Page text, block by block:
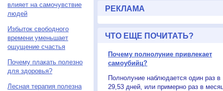
влияет на самочувствие
людей
Избыток свободного
времени уменьшает
ощущение счастья
Почему плакать полезно
для здоровья?
Лесная терапия полезна
РЕКЛАМА
ЧТО ЕЩЕ ПОЧИТАТЬ?
Почему полнолуние привлекает
самоубийц?
Полнолуние наблюдается один раз в
29,53 дней, или примерно раз в